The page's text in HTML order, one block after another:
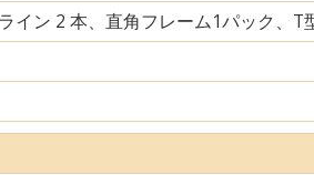
イン 2 本、直角フレーム1パック、T